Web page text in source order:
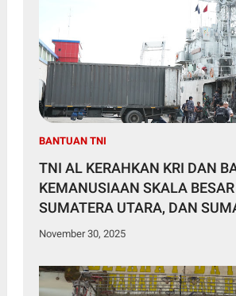
BANTUAN TNI
TNI AL KERAHKAN KRI DAN
KEMANUSIAAN SKALA BESAR
SUMATERA UTARA, DAN
BARAT
November 30, 2025